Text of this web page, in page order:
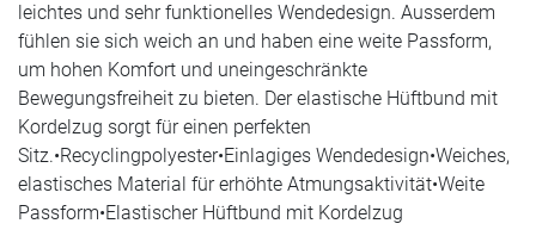
leichtes und sehr funktionelles Wendedesign. Ausserdem
fühlen sie sich weich an und haben eine weite Passform,
um hohen Komfort und uneingeschränkte
Bewegungsfreiheit zu bieten. Der elastische Hüftbund mit
Kordelzug sorgt für einen perfekten
Sitz.•Recyclingpolyester•Einlagiges Wendedesign•Weiches,
elastisches Material für erhöhte Atmungsaktivität•Weite
Passform•Elastischer Hüftbund mit Kordelzug